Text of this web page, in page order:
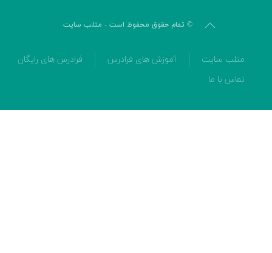
© تمام حقوق محفوظ است - متلب سایت
متلب سایت آموزش های فرادرس
فرادرس های رایگان
تماس با ما